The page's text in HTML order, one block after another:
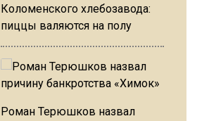
Коломенского хлебозавода:
пиццы валяются на полу
Роман Терюшков назвал